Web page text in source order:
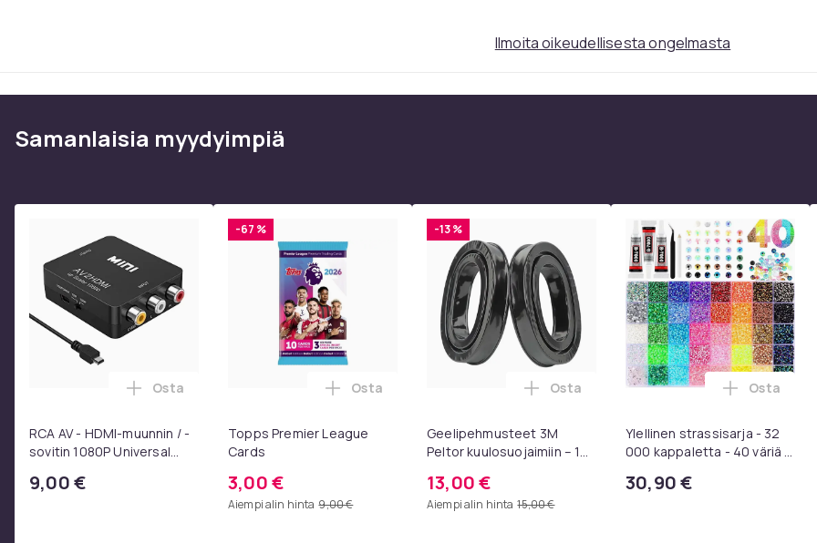
Ilmoita oikeudellisesta ongelmasta
Samanlaisia ​​myydyimpiä
RCA AV - HDMI-muunnin / -
sovitin 1080P Universal
9,00 €
Lisää RCA AV - HDMI-muunnin / -sovitin 1080P Universal Musta ostoskoriin
Osta
-67 %
Topps Premier League
Cards
3,00 €
Aiempi alin hinta 9,00 €
Lisää Topps Premier League Cards ostoskoriin
Osta
-13 %
Geelipehmusteet 3M
Peltor kuulosuojaimiin – 1
13,00 €
Aiempi alin hinta 15,00 €
Lisää Geelipehmusteet 3M Peltor
Osta
Ylellinen strassisarja - 32
000 kappaletta - 40 väriä -
strassit - koko 3mm - Liima
30,90 €
Lisää
Osta